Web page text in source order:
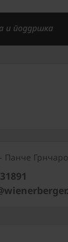
и поддршка
Панче